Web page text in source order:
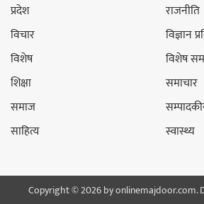
प्रदेश
राजनीति
विचार
विज्ञान
विशेष
विशेष
शिक्षा
समाचार
समाज
साहित्य
स्वास्थ्य
Copyright © 2026 by onlinemajdoor.com.